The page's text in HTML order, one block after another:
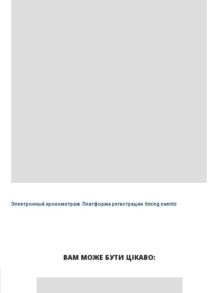
Электронный хронометраж, Платформа регистрации,timing events
ВАМ МОЖЕ БУТИ ЦІКАВО: